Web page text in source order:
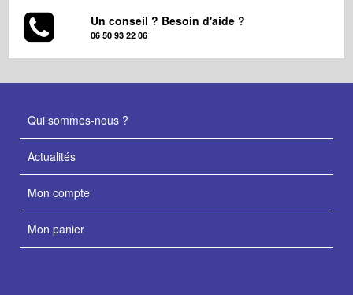
Un conseil ? Besoin d'aide ?
06 50 93 22 06
Qui sommes-nous ?
Actualités
Mon compte
Mon panier